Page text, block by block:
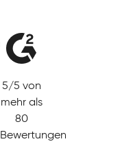
5/5 von
mehr als
80
Bewertungen